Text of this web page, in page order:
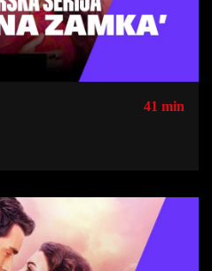
41 min